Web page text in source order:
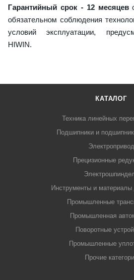
Гарантийный срок - 12 месяцев
обязательном соблюдения
условий эксплуатации,
HIWIN.
КАТАЛОГ
Техника линейных
Подшипники и
Электропривод
Прецизионные
Инструменты и материалы
Промышленные
Промышленная
Поворотные
Промышленные
Прочие